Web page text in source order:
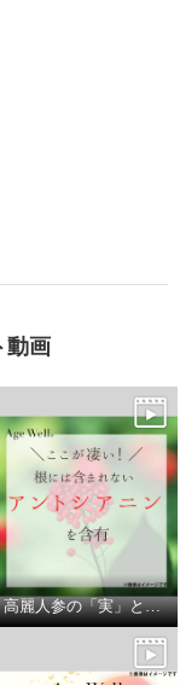
動画
高麗人参の「実」と「根」を贅沢に使用